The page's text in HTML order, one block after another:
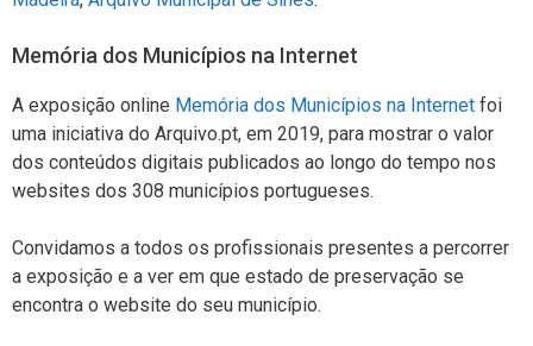
Memória dos Municípios na Internet
A exposição online Memória dos Municípios na Internet foi
uma iniciativa do Arquivo.pt, em 2019, para mostrar o valor
dos conteúdos digitais publicados ao longo do tempo nos
websites dos 308 municípios portugueses.
Convidamos a todos os profissionais presentes a percorrer
a exposição e a ver em que estado de preservação se
encontra o website do seu município.